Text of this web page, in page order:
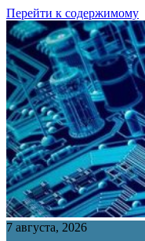
Перейти к содержимому
7 августа, 2026